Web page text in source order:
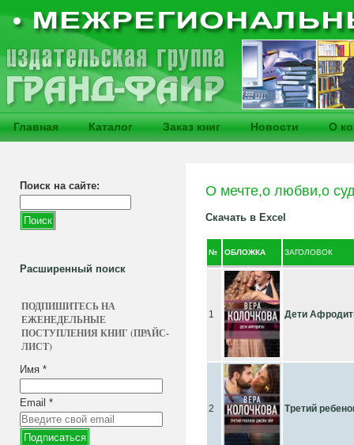
Главная Каталог Заказ книг Новости О
Поиск на сайте:
Расширенный поиск
ПОДПИШИТЕСЬ НА
ЕЖЕНЕДЕЛЬНЫЕ
ПОСТУПЛЕНИЯ КНИГ (ПРАЙС-
ЛИСТ)
Имя *
Email *
О мечте,о любви,о
Скачать в Excel
№ ОБЛОЖКА ЗАГОЛОВОК
1 Дети
2 Третий